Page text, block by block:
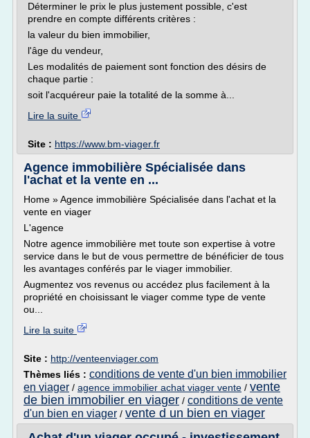
Déterminer le prix le plus justement possible, c'est
prendre en compte différents critères :
la valeur du bien immobilier,
l'âge du vendeur,
Les modalités de paiement sont fonction des désirs de
chaque partie :
soit l'acquéreur paie la totalité de la somme à...
Lire la suite
Site : https://www.bm-viager.fr
Agence immobilière Spécialisée dans
l'achat et la vente en ...
Home » Agence immobilière Spécialisée dans l'achat et la
vente en viager
L'agence
Notre agence immobilière met toute son expertise à votre
service dans le but de vous permettre de bénéficier de tous
les avantages conférés par le viager immobilier.
Augmentez vos revenus ou accédez plus facilement à la
propriété en choisissant le viager comme type de vente
ou...
Lire la suite
Site : http://venteenviager.com
Thèmes liés : conditions de vente d'un bien immobilier
en viager / agence immobilier achat viager vente / vente
de bien immobilier en viager / conditions de vente
d'un bien en viager / vente d un bien en viager